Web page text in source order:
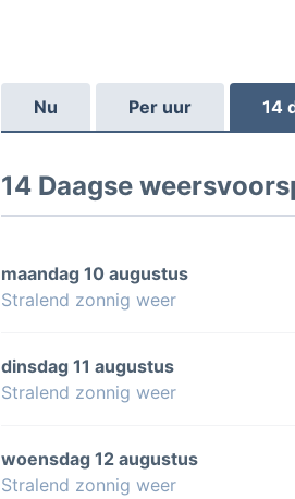
Nu Per uur 14
14 Daagse
maandag 10 augustus
Stralend zonnig weer
dinsdag 11 augustus
Stralend zonnig weer
woensdag 12 augustus
Stralend zonnig weer